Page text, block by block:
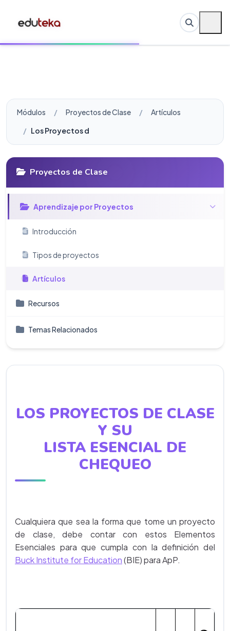
Módulos Proyectos de Clase
Artículos
Los Proyectos de Clase y su lista esencial de chequeo
Proyectos de Clase
Aprendizaje por Proyectos
Introducción
Tipos de proyectos
Artículos
Recursos
Temas Relacionados
LOS PROYECTOS DE CLASE
Y SU
LISTA ESENCIAL DE
CHEQUEO
Cualquiera que sea la forma que tome un proyecto
de clase, debe contar con estos Elementos
Esenciales para que cumpla con la definición del
Buck Institute for Education(BIE) para ApP.